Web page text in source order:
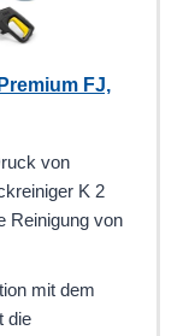
FJ,
von
K 2
Reinigung von
mit dem
die